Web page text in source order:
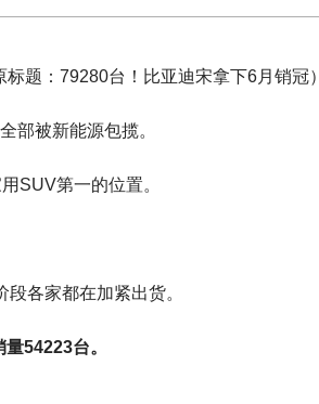
标题：79280台！比亚迪宋拿下6月销冠）
部被新能源包揽。
SUV第一的位置。
各家都在加紧出货。
54223台。